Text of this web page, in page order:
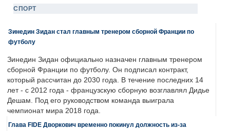
СПОРТ
Зинедин Зидан стал главным тренером сборной Франции по
футболу
Зинедин Зидан официально назначен главным тренером
сборной Франции по футболу. Он подписал контракт,
который рассчитан до 2030 года. В течение последних 14
лет - с 2012 года - французскую сборную возглавлял Дидье
Дешам. Под его руководством команда выиграла
чемпионат мира 2018 года.
Глава FIDE Дворкович временно покинул должность из-за